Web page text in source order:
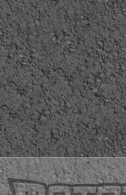
Valitse paikkakunta
Helsingin sää
Tampereen sää
Turun sää
Oulun sää
Kuopion sää
Rovaniemen sää
MUUT
VIP-jäsenyys
Paidat ja vaatteet
Suunnittele oma paita
Mainostus